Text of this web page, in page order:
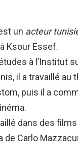
un acteur
Ksour Essef.
à l’Institut
il a travaillé au
puis il a
dans des
de Carlo